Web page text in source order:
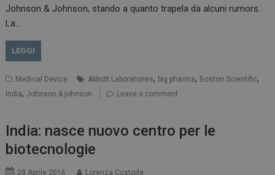
Johnson & Johnson, stando a quanto trapela da alcuni rumors.
La…
LEGGI
Medical Device Abbott Laboratories, big pharma, Boston Scientific,
India,Johnson & johnson Leave a comment
India: nasce nuovo centro per le
biotecnologie
28 Aprile 2016 Lorenza Custode
PHPSESSID
PHP.net
www.dailyhealthindustry.it
Sessione